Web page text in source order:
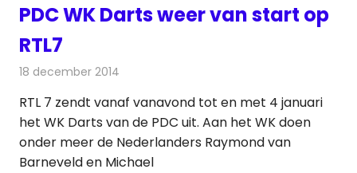
PDC WK Darts weer van start op
RTL7
18 december 2014
RTL 7 zendt vanaf vanavond tot en met 4 januari
het WK Darts van de PDC uit. Aan het WK doen
onder meer de Nederlanders Raymond van
Barneveld en Michael